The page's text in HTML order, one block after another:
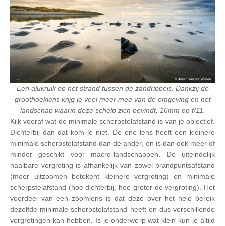
Een alukruik op het strand tussen de zandribbels. Dankzij de
groothoeklens krijg je veel meer mee van de omgeving en het
landschap waarin deze schelp zich bevindt, 16mm op f/11.
Kijk vooraf wat de minimale scherpstelafstand is van je objectief.
Dichterbij dan dat kom je niet. De ene lens heeft een kleinere
minimale scherpstelafstand dan de ander, en is dan ook meer of
minder geschikt voor macro-landschappen. De uiteindelijk
haalbare vergroting is afhankelijk van zowel brandpuntsafstand
(meer uitzoomen betekent kleinere vergroting) en minimale
scherpstelafstand (hoe dichterbij, hoe groter de vergroting). Het
voordeel van een zoomlens is dat deze over het hele bereik
dezelfde minimale scherpstelafstand heeft en dus verschillende
vergrotingen kan hebben. Is je onderwerp wat klein kun je altijd